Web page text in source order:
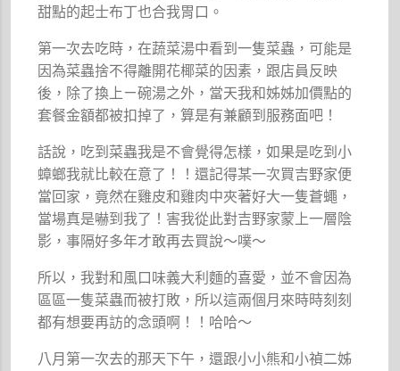
甜點的起士布丁也合我胃口。
第一次去吃時，在蔬菜湯中看到一隻菜蟲，可能是
因為菜蟲捨不得離開花椰菜的因素，跟店員反映
後，除了換上ㄧ碗湯之外，當天我和姊姊加價點的
套餐金額都被扣掉了，算是有兼顧到服務面吧！
話說，吃到菜蟲我是不會覺得怎樣，如果是吃到小
蟑螂我就比較在意了！！還記得某一次買吉野家便
當回家，竟然在雞皮和雞肉中夾著好大一隻蒼蠅，
當場真是嚇到我了！害我從此對吉野家蒙上一層陰
影，事隔好多年才敢再去買說～噗～
所以，我對和風口味義大利麵的喜愛，並不會因為
區區一隻菜蟲而被打敗，所以這兩個月來時時刻刻
都有想要再訪的念頭啊！！哈哈～
八月第一次去的那天下午，還跟小小熊和小禎二姊